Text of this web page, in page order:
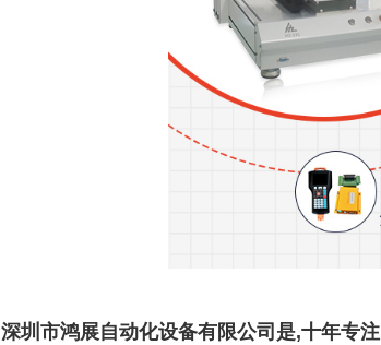
深圳市鸿展自动化设备有限公司是,十年专注